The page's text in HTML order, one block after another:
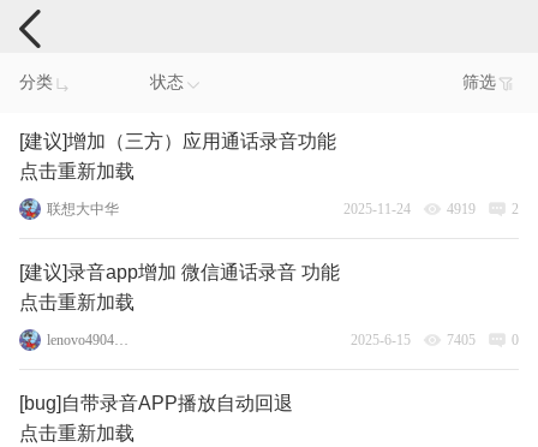
手机反馈
分类 状态 筛选
[建议]增加（三方）应用通话录音功能
点击重新加载
联想大中华 2025-11-24 4919 2
[建议]录音app增加 微信通话录音 功能
点击重新加载
lenovo49041184 2025-6-15 7405 0
[bug]自带录音APP播放自动回退
点击重新加载